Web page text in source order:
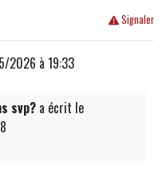
Signaler
2026 à 19:33
svp?a écrit le